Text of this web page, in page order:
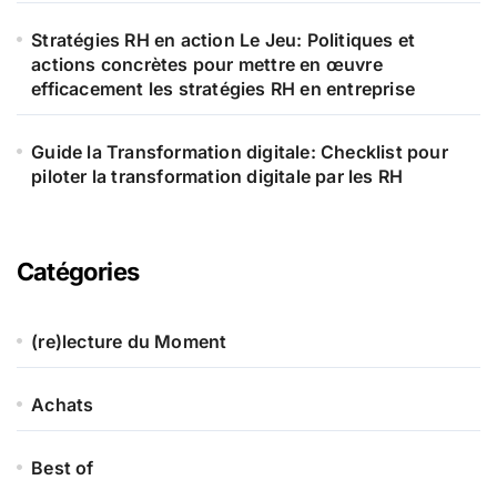
Stratégies RH en action Le Jeu: Politiques et
actions concrètes pour mettre en œuvre
efficacement les stratégies RH en entreprise
Guide la Transformation digitale: Checklist pour
piloter la transformation digitale par les RH
Catégories
(re)lecture du Moment
Achats
Best of